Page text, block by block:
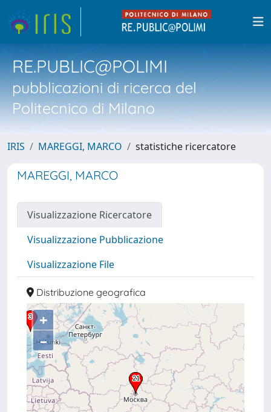
RE.PUBLIC@POLIMI
pubblicazioni di ricerca del
Politecnico di Milano
IRIS MAREGGI, MARCO statistiche ricercatore
MAREGGI, MARCO
Visualizzazione Ricercatore
Visualizzazione Pubblicazione
Visualizzazione File
Distribuzione geografica
+
–